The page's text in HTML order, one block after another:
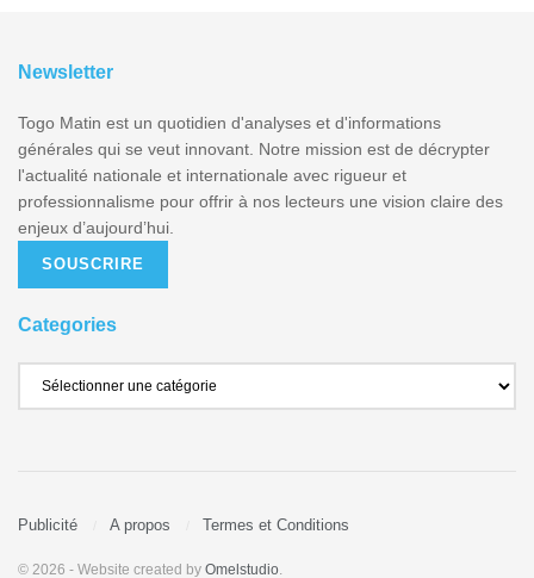
Newsletter
Togo Matin est un quotidien d'analyses et d'informations
générales qui se veut innovant. Notre mission est de décrypter
l'actualité nationale et internationale avec rigueur et
professionnalisme pour offrir à nos lecteurs une vision claire des
enjeux d’aujourd’hui.
SOUSCRIRE
Categories
Publicité A propos Termes et Conditions
© 2026 - Website created by Omelstudio.